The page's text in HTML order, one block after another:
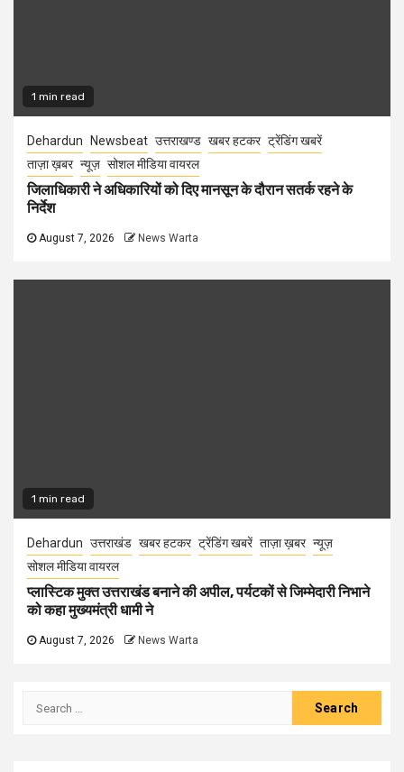
1 min read
Dehardun Newsbeat उत्तराखण्ड खबर हटकर ट्रेंडिंग खबरें
ताज़ा ख़बर न्यूज़ सोशल मीडिया वायरल
जिलाधिकारी ने अधिकारियों को दिए मानसून के दौरान सतर्क रहने के
निर्देश
August 7, 2026 News Warta
1 min read
Dehardun उत्तराखंड खबर हटकर ट्रेंडिंग खबरें ताज़ा ख़बर न्यूज़
सोशल मीडिया वायरल
प्लास्टिक मुक्त उत्तराखंड बनाने की अपील, पर्यटकों से जिम्मेदारी निभाने
को कहा मुख्यमंत्री धामी ने
August 7, 2026 News Warta
Search